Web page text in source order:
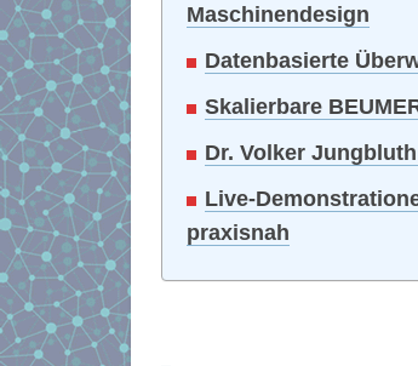
Maschinendesign
Datenbasierte
Skalierbare
Dr. Volker
Live-
praxisnah